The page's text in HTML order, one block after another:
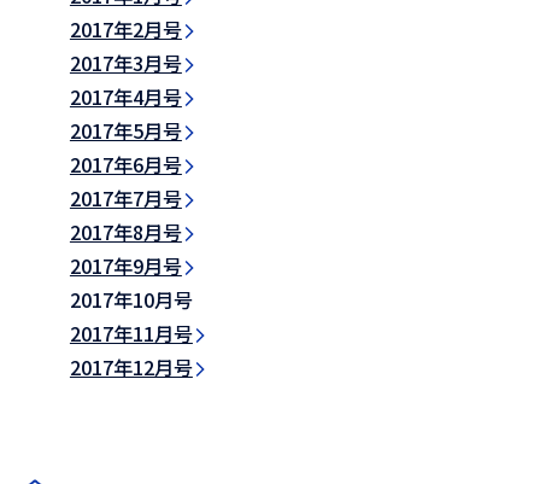
2017年2月号
2017年3月号
2017年4月号
2017年5月号
2017年6月号
2017年7月号
2017年8月号
2017年9月号
2017年10月号
2017年11月号
2017年12月号